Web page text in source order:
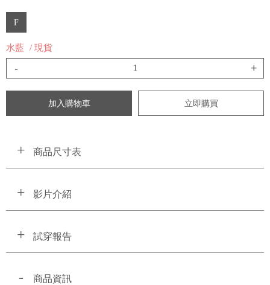
F
水藍 / 現貨
- +
加入購物車 立即購買
商品尺寸表
影片介紹
試穿報告
商品資訊